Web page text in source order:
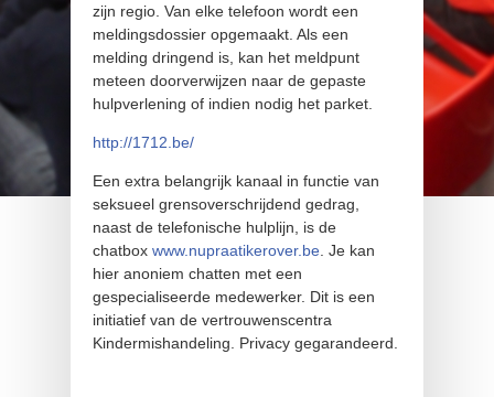
zijn regio. Van elke telefoon wordt een
meldingsdossier opgemaakt. Als een
melding dringend is, kan het meldpunt
meteen doorverwijzen naar de gepaste
hulpverlening of indien nodig het parket.
http://1712.be/
Een extra belangrijk kanaal in functie van
seksueel grensoverschrijdend gedrag,
naast de telefonische hulplijn, is de
chatbox www.nupraatikerover.be . Je kan
hier anoniem chatten met een
gespecialiseerde medewerker. Dit is een
initiatief van de vertrouwenscentra
Kindermishandeling. Privacy gegarandeerd.